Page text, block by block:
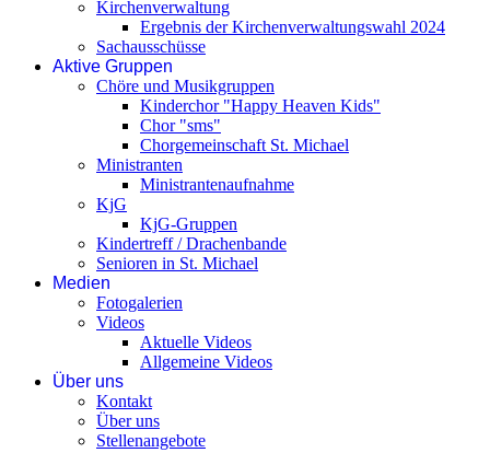
Kirchenverwaltung
Ergebnis der Kirchenverwaltungswahl 2024
Sachausschüsse
Aktive Gruppen
Chöre und Musikgruppen
Kinderchor "Happy Heaven Kids"
Chor "sms"
Chorgemeinschaft St. Michael
Ministranten
Ministrantenaufnahme
KjG
KjG-Gruppen
Kindertreff / Drachenbande
Senioren in St. Michael
Medien
Fotogalerien
Videos
Aktuelle Videos
Allgemeine Videos
Über uns
Kontakt
Über uns
Stellenangebote